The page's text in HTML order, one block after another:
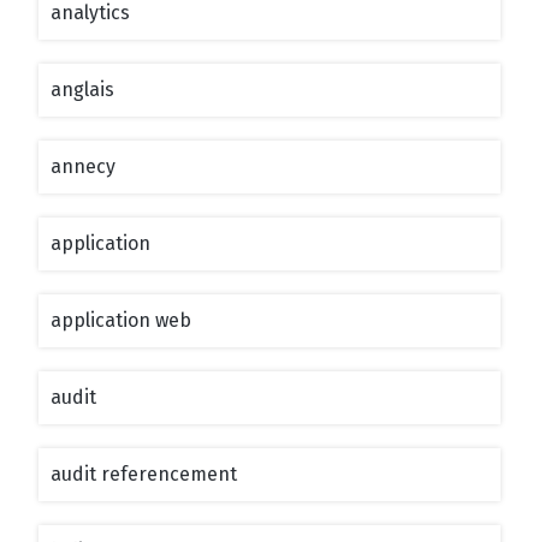
analytics
anglais
annecy
application
application web
audit
audit referencement